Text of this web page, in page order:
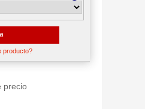
producto?
precio